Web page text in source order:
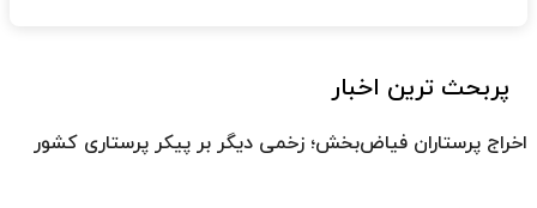
پربحث ترین اخبار
اخراج پرستاران فیاض‌بخش؛ زخمی دیگر بر پیکر پرستاری کشور